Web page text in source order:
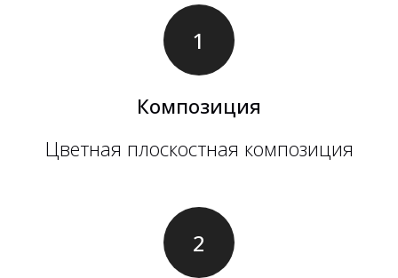
Композиция
Цветная плоскостная композиция